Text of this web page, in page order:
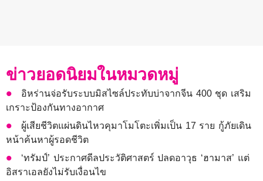
ข่าวยอดนิยมในหมวดหมู่
อิหร่านจ่อรับระบบมิสไซล์ประทับบ่าจากจีน 400 ชุด เสริม
เกราะป้องกันทางอากาศ
ผู้เสียชีวิตแผ่นดินไหวคุมาโมโตะเพิ่มเป็น 17 ราย กู้ภัยเดิน
หน้าค้นหาผู้รอดชีวิต
‘ทรัมป์’ ประกาศดีลประวัติศาสตร์ ปลดอาวุธ ‘ฮามาส’ แต่
อิสราเอลยังไม่รับเงื่อนไข